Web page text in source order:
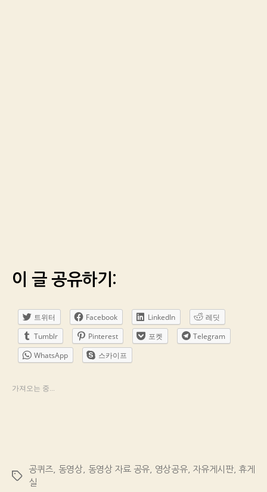
이 글 공유하기:
트위터 Facebook LinkedIn
레딧
Tumblr
Pinterest 포켓
Telegram
WhatsApp
스카이프
가져오는 중...
Tags
공퀴즈 동영상 동영상 자료 공유 영상공유, 자유게시판, 휴게
실